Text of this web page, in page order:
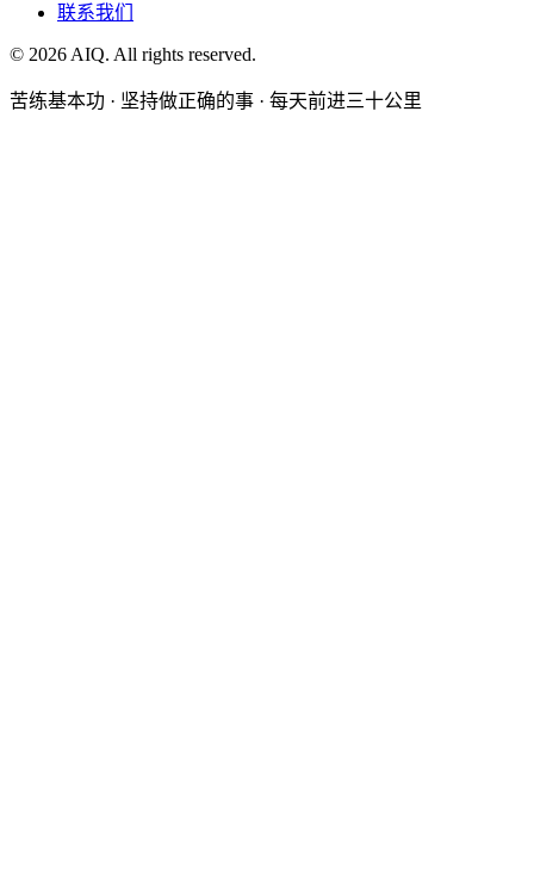
联系我们
© 2026 AIQ. All rights reserved.
苦练基本功 · 坚持做正确的事 · 每天前进三十公里